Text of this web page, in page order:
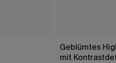
Geblümtes
mit